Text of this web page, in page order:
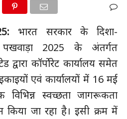
भारत सरकार के दिशा-
पखवाड़ा 2025 के अंतर्गत
द्वारा कॉर्पोरेट कार्यालय समेत
एवं कार्यालयों में 16 मई
स्वच्छता जागरूकता
किया जा रहा है। इसी क्रम में